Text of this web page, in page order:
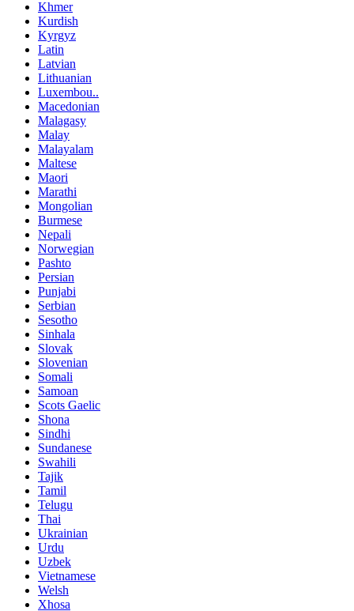
Khmer
Kurdish
Kyrgyz
Latin
Latvian
Lithuanian
Luxembou..
Macedonian
Malagasy
Malay
Malayalam
Maltese
Maori
Marathi
Mongolian
Burmese
Nepali
Norwegian
Pashto
Persian
Punjabi
Serbian
Sesotho
Sinhala
Slovak
Slovenian
Somali
Samoan
Scots Gaelic
Shona
Sindhi
Sundanese
Swahili
Tajik
Tamil
Telugu
Thai
Ukrainian
Urdu
Uzbek
Vietnamese
Welsh
Xhosa